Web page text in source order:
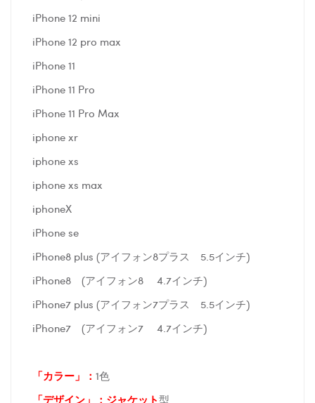
iPhone 12 mini
iPhone 12 pro max
iPhone 11
iPhone 11 Pro
iPhone 11 Pro Max
iphone xr
iphone xs
iphone xs max
iphoneX
iPhone se
iPhone8 plus (アイフォン8プラス 5.5インチ)
iPhone8 (アイフォン8 4.7インチ)
iPhone7 plus (アイフォン7プラス 5.5インチ)
iPhone7 (アイフォン7 4.7インチ)
「カラー」： 1色
「デザイン」
：ジャケット型